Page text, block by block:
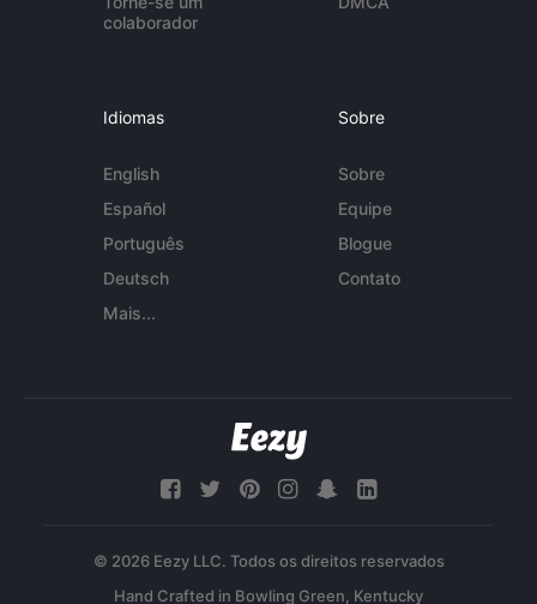
colaborador
Idiomas
English
Español
Português
Deutsch
Mais...
Sobre
Sobre
Equipe
Blogue
Contato
© 2026 Eezy LLC. Todos os direitos reservados